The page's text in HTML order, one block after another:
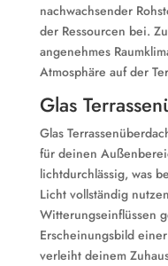
nachwachsender
der Ressourcen bei.
angenehmes
Atmosphäre auf der
Glas
Glas
für deinen
lichtdurchlässig, was
Licht vollständig
Witterungseinflüssen
Erscheinungsbild
verleiht deinem